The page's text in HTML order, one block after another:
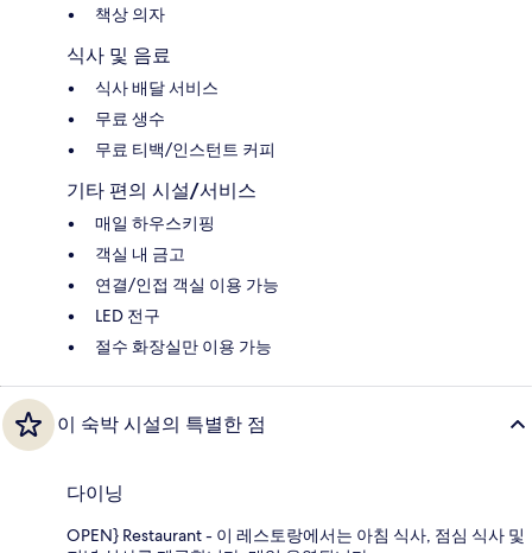
책상 의자
식사 및 음료
식사 배달 서비스
무료 생수
무료 티백/인스턴트 커피
기타 편의 시설/서비스
매일 하우스키핑
객실 내 금고
연결/인접 객실 이용 가능
LED 전구
절수 화장실만 이용 가능
이 숙박 시설의 특별한 점
다이닝
OPEN} Restaurant - 이 레스토랑에서는 아침 식사, 점심 식사 및